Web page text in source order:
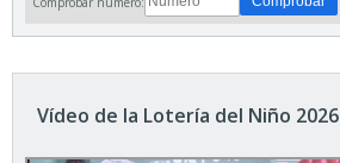
Vídeo de la Lotería del Niño 2026